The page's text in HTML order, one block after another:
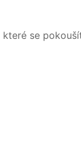
které se